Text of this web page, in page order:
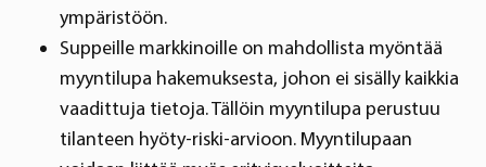
ympäristöön.
Suppeille markkinoille on mahdollista myöntää
myyntilupa hakemuksesta, johon ei sisälly kaikkia
vaadittuja tietoja. Tällöin myyntilupa perustuu
tilanteen hyöty-riski-arvioon. Myyntilupaan